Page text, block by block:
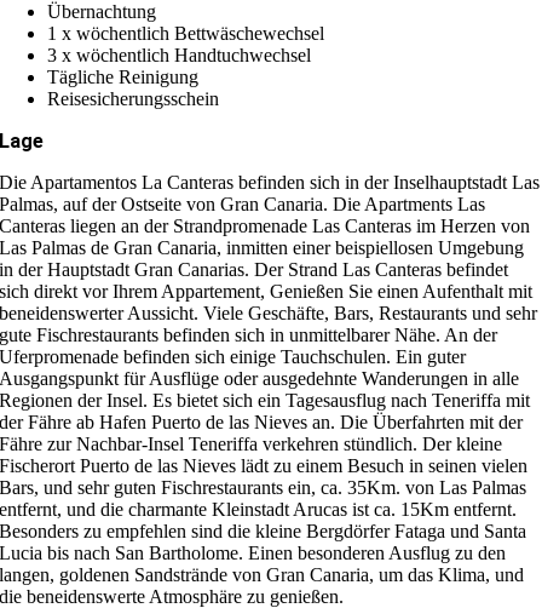
Übernachtung
1 x wöchentlich Bettwäschewechsel
3 x wöchentlich Handtuchwechsel
Tägliche Reinigung
Reisesicherungsschein
Lage
Die Apartamentos La Canteras befinden sich in der Inselhauptstadt Las
Palmas, auf der Ostseite von Gran Canaria. Die Apartments Las
Canteras liegen an der Strandpromenade Las Canteras im Herzen von
Las Palmas de Gran Canaria, inmitten einer beispiellosen Umgebung
in der Hauptstadt Gran Canarias. Der Strand Las Canteras befindet
sich direkt vor Ihrem Appartement, Genießen Sie einen Aufenthalt mit
beneidenswerter Aussicht. Viele Geschäfte, Bars, Restaurants und sehr
gute Fischrestaurants befinden sich in unmittelbarer Nähe. An der
Uferpromenade befinden sich einige Tauchschulen. Ein guter
Ausgangspunkt für Ausflüge oder ausgedehnte Wanderungen in alle
Regionen der Insel. Es bietet sich ein Tagesausflug nach Teneriffa mit
der Fähre ab Hafen Puerto de las Nieves an. Die Überfahrten mit der
Fähre zur Nachbar-Insel Teneriffa verkehren stündlich. Der kleine
Fischerort Puerto de las Nieves lädt zu einem Besuch in seinen vielen
Bars, und sehr guten Fischrestaurants ein, ca. 35Km. von Las Palmas
entfernt, und die charmante Kleinstadt Arucas ist ca. 15Km entfernt.
Besonders zu empfehlen sind die kleine Bergdörfer Fataga und Santa
Lucia bis nach San Bartholome. Einen besonderen Ausflug zu den
langen, goldenen Sandstrände von Gran Canaria, um das Klima, und
die beneidenswerte Atmosphäre zu genießen.